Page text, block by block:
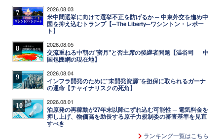
7 2026.08.03
米中間選挙に向けて選挙不正を防げるか ─ 中東外交を進め中
国を抑え込むトランプ【─The Liberty─ワシントン・レポー
ト】
8 2026.08.05
交流重ねる中朝の"蜜月"と習主席の後継者問題【澁谷司──中
国包囲網の現在地】
9 2026.08.04
インフラ開発のために"未開発資源"を担保に取られるガーナ
の運命【チャイナリスクの死角】
10 2026.08.01
泊原発の再稼動が27年末以降にずれ込む可能性 ─ 電気料金を
押し上げ、物価高を助長する原子力規制委の審査基準を見直
すべき
ランキング一覧はこちら